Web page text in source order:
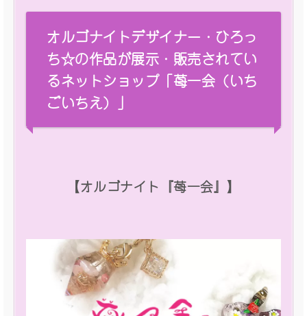
オルゴナイトデザイナー・ひろっ
ち☆の作品が展示・販売されてい
るネットショップ「苺一会（いち
ごいちえ）」
【オルゴナイト『苺一会』】